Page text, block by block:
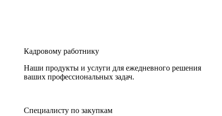
Кадровому работнику
Наши продукты и услуги для ежедневного решения
ваших профессиональных задач.
Специалисту по закупкам